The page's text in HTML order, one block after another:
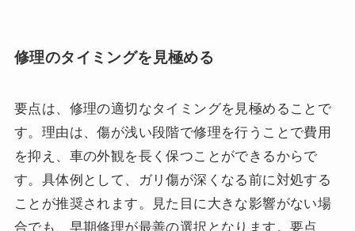
修理のタイミングを見極める
要点は、修理の適切なタイミングを見極めることで
す。理由は、傷が浅い段階で修理を行うことで費用
を抑え、車の外観を長く保つことができるからで
す。具体例として、ガリ傷が深くなる前に対処する
ことが推奨されます。見た目に大きな影響がない場
合でも、早期修理が最善の選択となります。要点